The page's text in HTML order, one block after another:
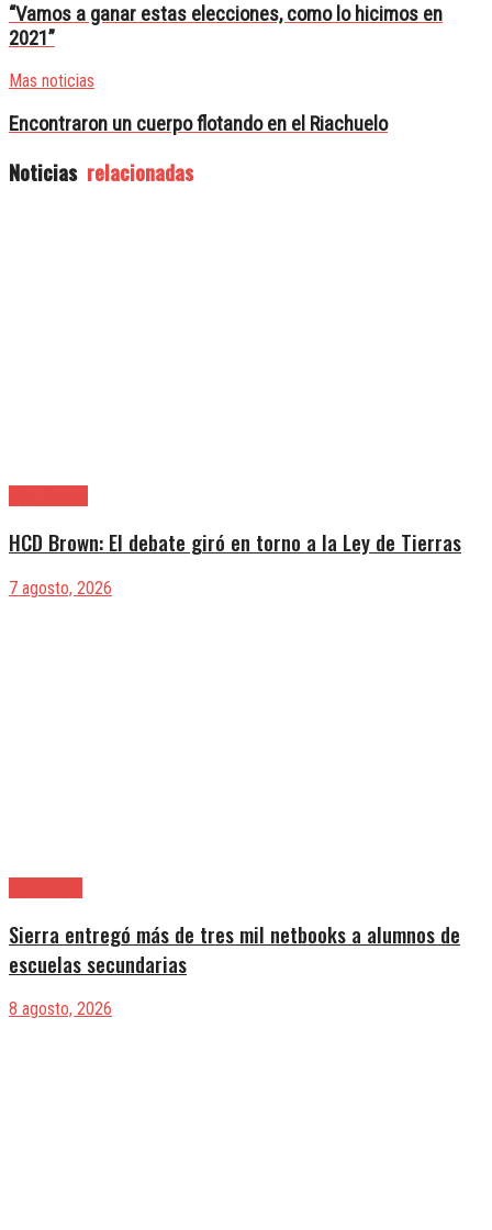
“Vamos a ganar estas elecciones, como lo hicimos en
2021”
Mas noticias
Encontraron un cuerpo flotando en el Riachuelo
Noticias relacionadas
HCD Brown: El debate giró en torno a la Ley de Tierras
7 agosto, 2026
Sierra entregó más de tres mil netbooks a alumnos de
escuelas secundarias
8 agosto, 2026